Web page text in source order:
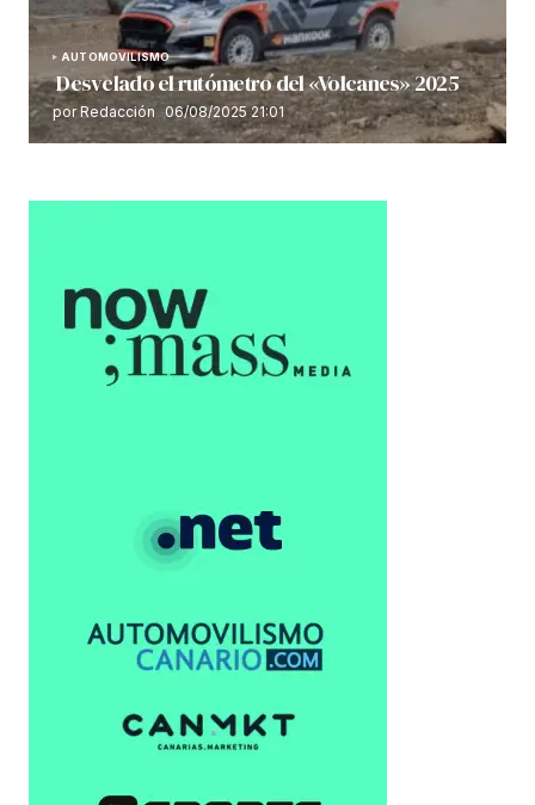
AUTOMOVILISMO
Desvelado el rutómetro del «Volcanes» 2025
por Redacción 06/08/2025 21:01